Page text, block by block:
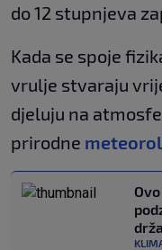
do 12 stupnjeva
Kada se spoje
vrulje stvaraju
djeluju na
prirodne